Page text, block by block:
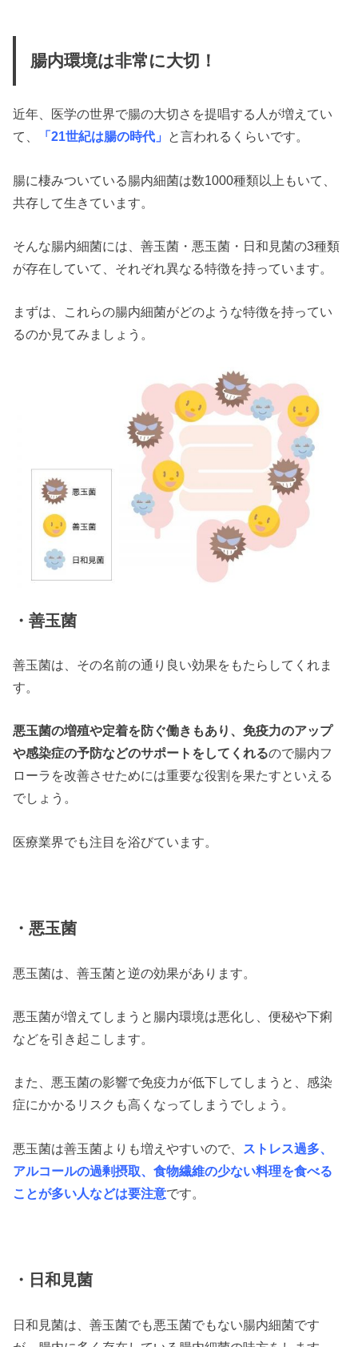
腸内環境は非常に大切！
近年、医学の世界で腸の大切さを提唱する人が増えてい
て、
「21世紀は腸の時代」 と言われるくらいです。
腸に棲みついている腸内細菌は数1000種類以上もいて、
共存して生きています。
そんな腸内細菌には、善玉菌・悪玉菌・日和見菌の3種類
が存在していて、それぞれ異なる特徴を持っています。
まずは、これらの腸内細菌がどのような特徴を持ってい
るのか見てみましょう。
・善玉菌
善玉菌は、その名前の通り良い効果をもたらしてくれま
す。
悪玉菌の増殖や定着を防ぐ働きもあり、免疫力のアップ
や感染症の予防などのサポートをしてくれるので腸内フ
ローラを改善させためには重要な役割を果たすといえる
でしょう。
医療業界でも注目を浴びています。
・悪玉菌
悪玉菌は、善玉菌と逆の効果があります。
悪玉菌が増えてしまうと腸内環境は悪化し、便秘や下痢
などを引き起こします。
また、悪玉菌の影響で免疫力が低下してしまうと、感染
症にかかるリスクも高くなってしまうでしょう。
悪玉菌は善玉菌よりも増えやすいので、 ストレス過多、
アルコールの過剰摂取、食物繊維の少ない料理を食べる
ことが多い人などは要注意です。
・日和見菌
日和見菌は、善玉菌でも悪玉菌でもない腸内細菌です